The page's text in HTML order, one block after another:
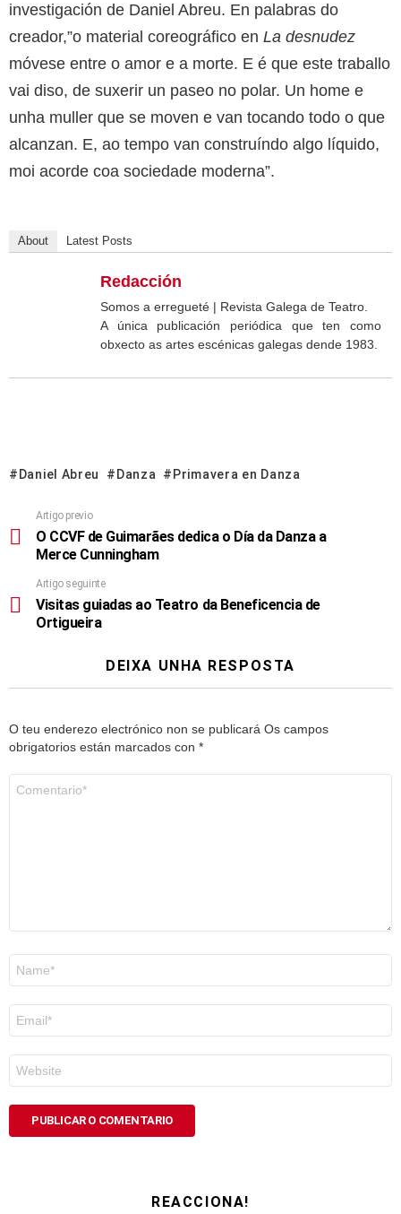
investigación de Daniel Abreu. En palabras do
creador,”o material coreográfico en La desnudez
móvese entre o amor e a morte. E é que este traballo
vai diso, de suxerir un paseo no polar. Un home e
unha muller que se moven e van tocando todo o que
alcanzan. E, ao tempo van construíndo algo líquido,
moi acorde coa sociedade moderna”.
About Latest Posts
Redacción
Somos a erregueté | Revista Galega de Teatro.
A única publicación periódica que ten como
obxecto as artes escénicas galegas dende 1983.
Daniel Abreu Danza Primavera en Danza
Artigo previo
O CCVF de Guimarães dedica o Día da Danza a
Merce Cunningham
Artigo seguinte
Visitas guiadas ao Teatro da Beneficencia de
Ortigueira
DEIXA UNHA RESPOSTA
O teu enderezo electrónico non se publicará Os campos
obrigatorios están marcados con *
electrónico
*
REACCIONA!